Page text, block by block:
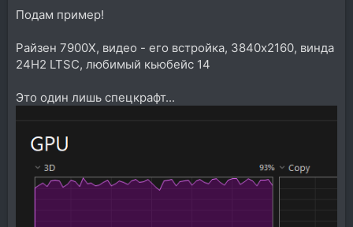
Подам пример!
Райзен 7900Х, видео - его встройка, 3840х2160, винда
24H2 LTSC, любимый кьюбейс 14
Это один лишь спецкрафт...